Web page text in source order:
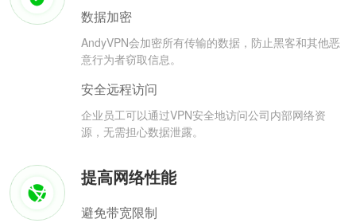
数据加密
AndyVPN会加密所有传输的数据，防止黑客和其他恶
意行为者窃取信息。
安全远程访问
企业员工可以通过VPN安全地访问公司内部网络资
源，无需担心数据泄露。
提高网络性能
避免带宽限制